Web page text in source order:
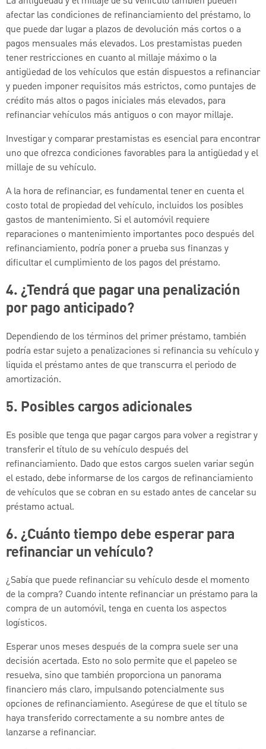
afectar las condiciones de refinanciamiento del préstamo, lo
que puede dar lugar a plazos de devolución más cortos o a
pagos mensuales más elevados. Los prestamistas pueden
tener restricciones en cuanto al millaje máximo o la
antigüedad de los vehículos que están dispuestos a refinanciar
y pueden imponer requisitos más estrictos, como puntajes de
crédito más altos o pagos iniciales más elevados, para
refinanciar vehículos más antiguos o con mayor millaje.
Investigar y comparar prestamistas es esencial para encontrar
uno que ofrezca condiciones favorables para la antigüedad y el
millaje de su vehículo.
A la hora de refinanciar, es fundamental tener en cuenta el
costo total de propiedad del vehículo, incluidos los posibles
gastos de mantenimiento. Si el automóvil requiere
reparaciones o mantenimiento importantes poco después del
refinanciamiento, podría poner a prueba sus finanzas y
dificultar el cumplimiento de los pagos del préstamo.
4. ¿Tendrá que pagar una penalización
por pago anticipado?
Dependiendo de los términos del primer préstamo, también
podría estar sujeto a penalizaciones si refinancia su vehículo y
liquida el préstamo antes de que transcurra el periodo de
amortización.
5. Posibles cargos adicionales
Es posible que tenga que pagar cargos para volver a registrar y
transferir el título de su vehículo después del
refinanciamiento. Dado que estos cargos suelen variar según
el estado, debe informarse de los cargos de refinanciamiento
de vehículos que se cobran en su estado antes de cancelar su
préstamo actual.
6. ¿Cuánto tiempo debe esperar para
refinanciar un vehículo?
¿Sabía que puede refinanciar su vehículo desde el momento
de la compra? Cuando intente refinanciar un préstamo para la
compra de un automóvil, tenga en cuenta los aspectos
logísticos.
Esperar unos meses después de la compra suele ser una
decisión acertada. Esto no solo permite que el papeleo se
resuelva, sino que también proporciona un panorama
financiero más claro, impulsando potencialmente sus
opciones de refinanciamiento. Asegúrese de que el título se
haya transferido correctamente a su nombre antes de
lanzarse a refinanciar.